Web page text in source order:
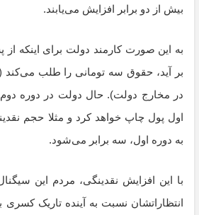
بیش از دو برابر افزایش می‌یابند.
به این صورت کارمند دولت برای اینکه
در مخارج دولت). حال دولت در دوره دوم
اول پول چاپ خواهد کرد و مثلا حجم
به دوره اول، سه برابر می‌شود.
با این افزایش نقدینگی، مردم این
انتظاراتشان نسبت به آینده تاریک